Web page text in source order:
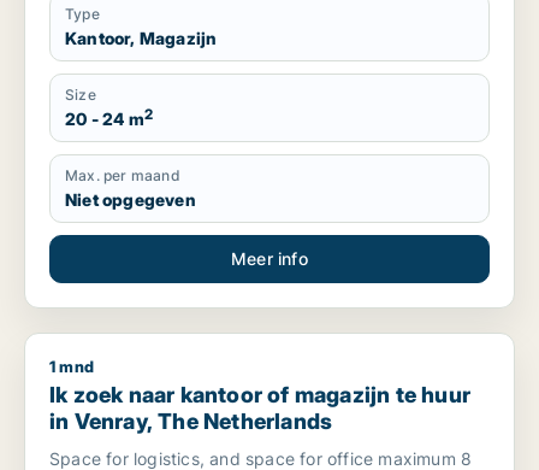
Type
Kantoor, Magazijn
Size
20 - 24 m2
Max. per maand
Niet opgegeven
Meer info
Ik zoek naar kantoor of magazijn te huur in Venray, The
1 mnd
Ik zoek naar kantoor of magazijn te huur
in Venray, The Netherlands
Space for logistics, and space for office maximum 8